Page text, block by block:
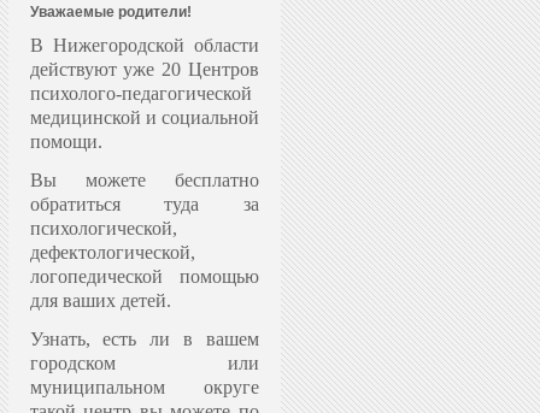
Уважаемые родители!
В Нижегородской области
действуют уже 20 Центров
психолого-педагогической
медицинской и социальной
помощи.
Вы можете бесплатно
обратиться туда за
психологической,
дефектологической,
логопедической помощью
для ваших детей.
Узнать, есть ли в вашем
городском или
муниципальном округе